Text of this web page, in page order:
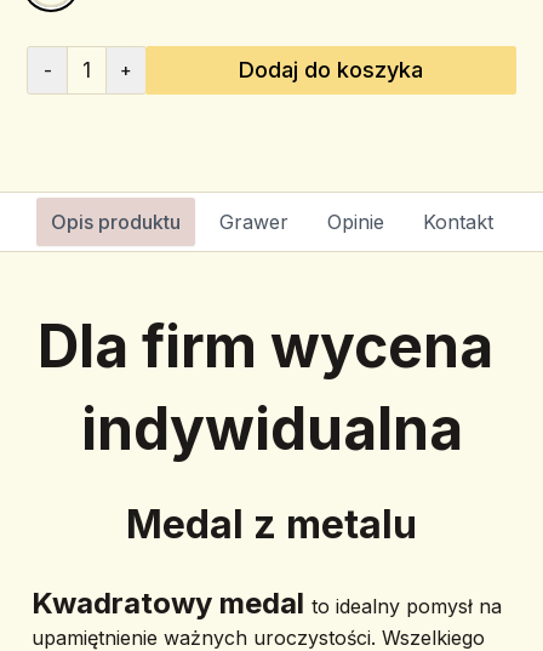
- 1 + Dodaj do koszyka
Opis produktu Grawer Opinie Kontakt
Dla firm wycena
indywidualna
Medal z metalu
Kwadratowy medal to idealny pomysł na
upamiętnienie ważnych uroczystości. Wszelkiego